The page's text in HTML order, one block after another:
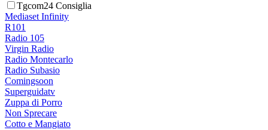
Tgcom24 Consiglia
Mediaset Infinity
R101
Radio 105
Virgin Radio
Radio Montecarlo
Radio Subasio
Comingsoon
Superguidatv
Zuppa di Porro
Non Sprecare
Cotto e Mangiato